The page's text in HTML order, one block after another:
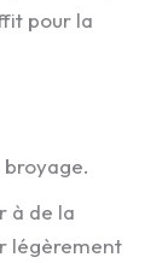
pour la
à de la
légèrement